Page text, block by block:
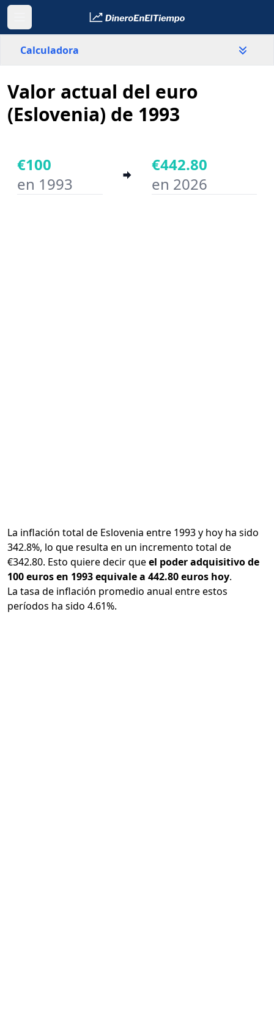
Calculadora
Eslovenia
País
Año inicial
Valor actual del euro
(Eslovenia) de 1993
€100
en 1993
€442.80
en 2026
La inflación total de Eslovenia entre 1993 y hoy ha sido
342.8%, lo que resulta en un incremento total de
€342.80. Esto quiere decir queel poder adquisitivo de
100 euros en 1993 equivale a 442.80 euros hoy.
La tasa de inflación promedio anual entre estos
períodos ha sido 4.61%.